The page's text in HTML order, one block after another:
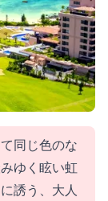
同じ色のな
ゆく眩い虹
誘う、大人